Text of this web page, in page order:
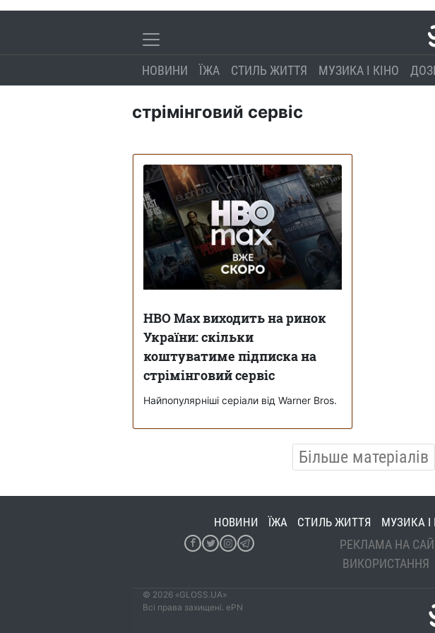
НОВИНИ ЇЖА СТИЛЬ ЖИТТЯ МУЗИКА І КІНО
стрімінговий сервіс
HBO Max виходить на ринок
України: скільки
коштуватиме підписка на
стрімінговий сервіс
Найпопулярніші серіали від Warner Bros.
Більше матеріалів
НОВИНИ ЇЖА СТИЛЬ ЖИТТЯ МУЗИКА І
РЕКЛАМА НА
ВИКОРИСТАННЯ
© 2026 «GLOSS.UA»
Всі права захищені. ePN